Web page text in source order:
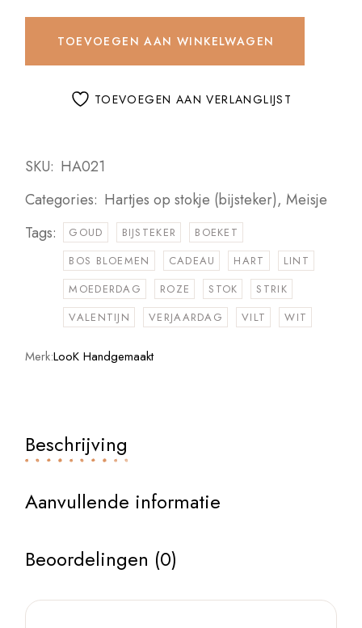
TOEVOEGEN AAN WINKELWAGEN
TOEVOEGEN AAN VERLANGLIJST
SKU: HA021
Categories: Hartjes op stokje (bijsteker),Meisje
Tags:
GOUD BIJSTEKER
BOEKET
BOS BLOEMEN
CADEAU HART
LINT
MOEDERDAG
ROZE STOK
STRIK
VALENTIJN
VERJAARDAG VILT WIT
Merk:LooK Handgemaakt
Beschrijving
Aanvullende informatie
Beoordelingen (0)